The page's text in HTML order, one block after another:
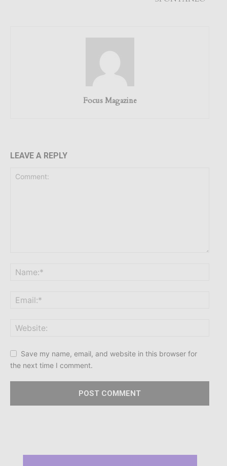
Focus Magazine
LEAVE A REPLY
Save my name, email, and website in this browser for
the next time I comment.